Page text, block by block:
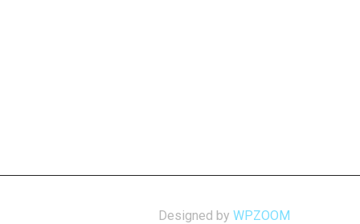
Designed by WPZOOM